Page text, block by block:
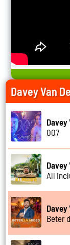
Davey Van
Davey
007
Davey
All
Davey
Beter